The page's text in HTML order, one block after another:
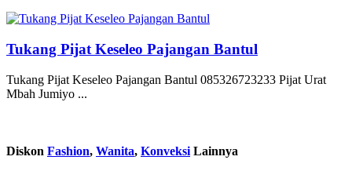
Tukang Pijat Keseleo Pajangan Bantul
Tukang Pijat Keseleo Pajangan Bantul 085326723233 Pijat Urat
Mbah Jumiyo ...
Diskon Fashion, Wanita, Konveksi Lainnya